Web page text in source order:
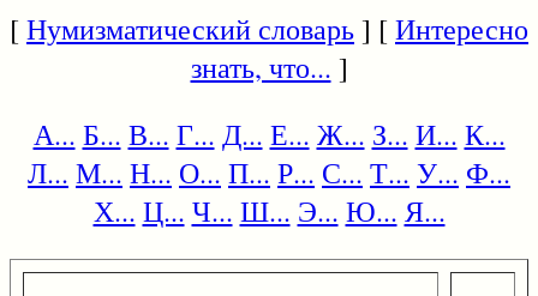
[Нумизматический словарь] [Интересно
знать, что... ]
А... Б... В... Г... Д... Е... Ж... З... И... К...
Л... М... Н... О... П... Р... С... Т... У... Ф...
Х... Ц... Ч... Ш... Э... Ю... Я...